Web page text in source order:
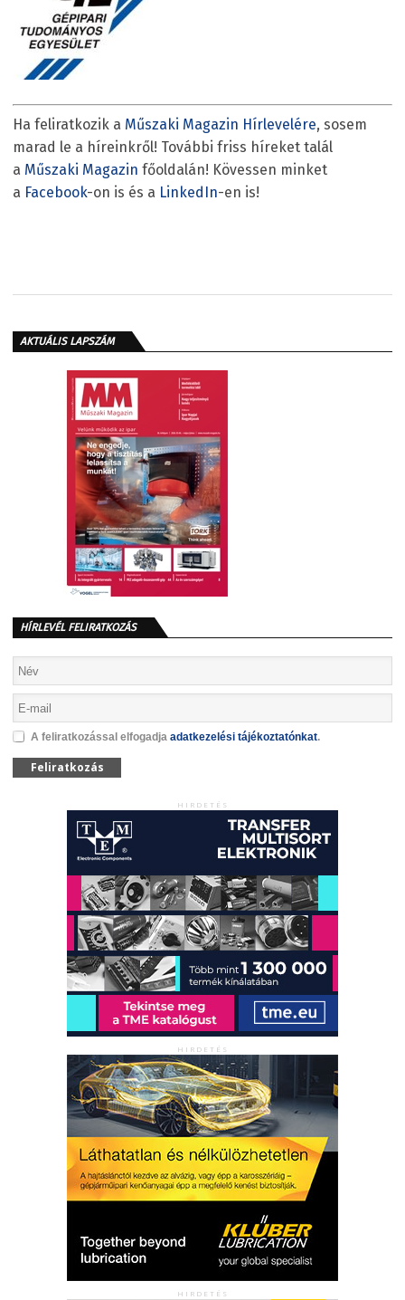
Ha feliratkozik a Műszaki Magazin Hírlevelére, sosem
marad le a híreinkről! További friss híreket talál
a Műszaki Magazin főoldalán! Kövessen minket
a Facebook-on is és a LinkedIn-en is!
AKTUÁLIS LAPSZÁM
HÍRLEVÉL FELIRATKOZÁS
A feliratkozással elfogadja adatkezelési tájékoztatónkat.
Feliratkozás
HIRDETÉS
HIRDETÉS
HIRDETÉS